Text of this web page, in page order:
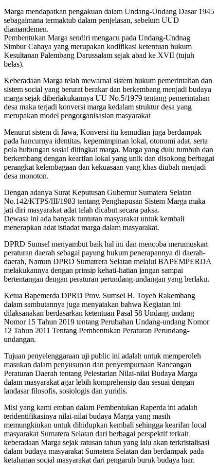
Marga mendapatkan pengakuan dalam Undang-Undang Dasar 1945
sebagaimana termaktub dalam penjelasan, sebelum UUD
diamandemen.
Pembentukan Marga sendiri mengacu pada Undang-Undnag
Simbur Cahaya yang merupakan kodifikasi ketentuan hukum
Kesultanan Palembang Darussalam sejak abad ke XVII (tujuh
belas).
Keberadaan Marga telah mewarnai sistem hukum pemerintahan dan
sistem social yang berurat berakar dan berkembang menjadi budaya
marga sejak diberlakukannya UU No.5/1979 tentang pemerintahan
desa maka terjadi konversi marga kedalam struktur desa yang
merupakan model pengorganisasian masyarakat
Menurut sistem di Jawa, Konversi itu kemudian juga berdampak
pada hancurnya identitas, kepemimpinan lokal, otonomi adat, serta
pola hubungan sosial ditingkat marga. Marga yang dulu tumbuh dan
berkembang dengan kearifan lokal yang unik dan disokong berbagai
perangkat kelembagaan dan kekuasaan yang khas diubah menjadi
desa monoton.
Dengan adanya Surat Keputusan Gubernur Sumatera Selatan
No.142/KTPS/III/1983 tentang Penghapusan Sistem Marga maka
jati diri masyarakat adat telah dicabut secara paksa.
Dewasa ini ada banyak tuntutan masyarakat untuk kembali
menerapkan adat istiadat marga dalam masyarakat.
DPRD Sumsel menyambut baik hal ini dan mencoba merumuskan
peraturan daerah sebagai payung hukum penerapannya di daerah-
daerah, Namun DPRD Sumatrera Selatan melalui BAPEMPERDA
melakukannya dengan prinsip kehati-hatian jangan sampai
bertentangan dengan peraturan perundang-undangan yang berlaku.
Ketua Bapemerda DPRD Prov. Sumsel H. Toyeb Rakembang
dalam sambutannya juga menyatakan bahwa Kegiatan ini
dilaksanakan berdasarkan ketentuan Pasal 58 Undang-undang
Nomor 15 Tahun 2019 tentang Perubahan Undang-undang Nomor
12 Tahun 2011 Tentang Pembentukan Peraturan Perundang-
undangan.
Tujuan penyelenggaraan uji public ini adalah untuk memperoleh
masukan dalam penyusunan dan penyempurnaan Rancangan
Peraturan Daerah tentang Pelestarian Nilai-nilai Budaya Marga
dalam masyarakat agar lebih komprehensip dan sesuai dengan
landasar filosofis, sosiologis dan yuridis.
Misi yang kami emban dalam Pembentukan Raperda ini adalah
teridentifikasinya nilai-nilai budaya Marga yang masih
memungkinkan untuk dihidupkan kembali sehingga kearifan local
masyarakat Sumatera Selatan dari berbagai perspektif terkait
keberadaan Marga sejak ratusan tahun yang lalu akan terkristalisasi
dalam budaya masyarakat Sumatera Selatan dan berdampak pada
ketahanan social masyarakat dari pengaruh buruk budaya luar.